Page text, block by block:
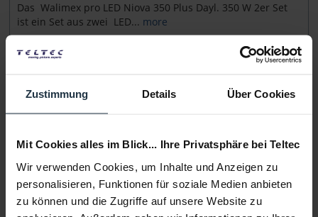
Zustimmung Details Über Cookies
Mit Cookies alles im Blick... Ihre Privatsphäre bei Teltec
Wir verwenden Cookies, um Inhalte und Anzeigen zu
personalisieren, Funktionen für soziale Medien anbieten
zu können und die Zugriffe auf unsere Website zu
Das Walimex pro LED Niova 350 Plus Dayl. 350 W 2er Set​
ist ein Set aus zwei LED... more
Accessories
Consultation
Manufacturer & Product Safety Information